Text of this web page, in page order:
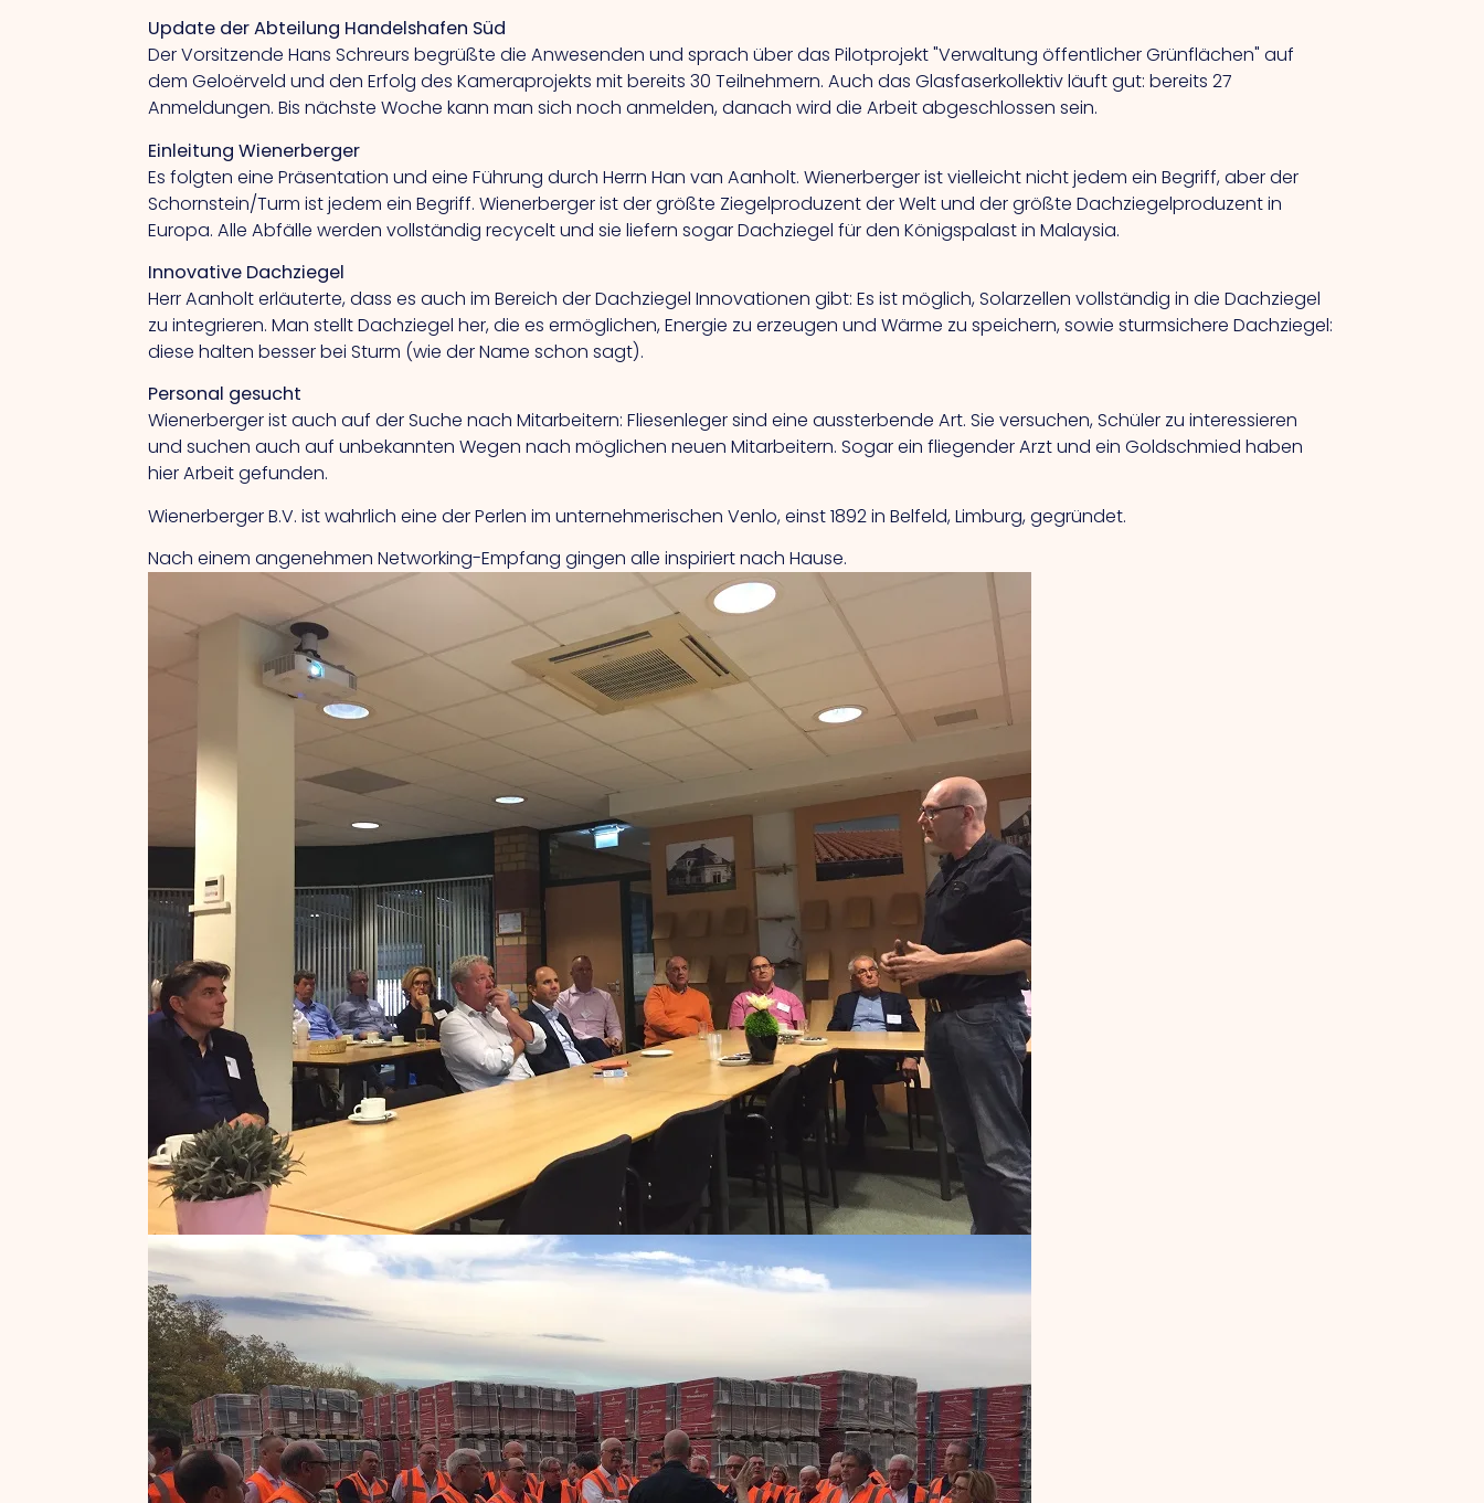
Update der Abteilung Handelshafen Süd
Der Vorsitzende Hans Schreurs begrüßte die Anwesenden und sprach über das Pilotprojekt "Verwaltung öffentlicher Grünflächen" auf
dem Geloërveld und den Erfolg des Kameraprojekts mit bereits 30 Teilnehmern. Auch das Glasfaserkollektiv läuft gut: bereits 27
Anmeldungen. Bis nächste Woche kann man sich noch anmelden, danach wird die Arbeit abgeschlossen sein.
Einleitung Wienerberger
Es folgten eine Präsentation und eine Führung durch Herrn Han van Aanholt. Wienerberger ist vielleicht nicht jedem ein Begriff, aber der
Schornstein/Turm ist jedem ein Begriff. Wienerberger ist der größte Ziegelproduzent der Welt und der größte Dachziegelproduzent in
Europa. Alle Abfälle werden vollständig recycelt und sie liefern sogar Dachziegel für den Königspalast in Malaysia.
Innovative Dachziegel
Herr Aanholt erläuterte, dass es auch im Bereich der Dachziegel Innovationen gibt: Es ist möglich, Solarzellen vollständig in die Dachziegel
zu integrieren. Man stellt Dachziegel her, die es ermöglichen, Energie zu erzeugen und Wärme zu speichern, sowie sturmsichere Dachziegel:
diese halten besser bei Sturm (wie der Name schon sagt).
Personal gesucht
Wienerberger ist auch auf der Suche nach Mitarbeitern: Fliesenleger sind eine aussterbende Art. Sie versuchen, Schüler zu interessieren
und suchen auch auf unbekannten Wegen nach möglichen neuen Mitarbeitern. Sogar ein fliegender Arzt und ein Goldschmied haben
hier Arbeit gefunden.
Wienerberger B.V. ist wahrlich eine der Perlen im unternehmerischen Venlo, einst 1892 in Belfeld, Limburg, gegründet.
Nach einem angenehmen Networking-Empfang gingen alle inspiriert nach Hause.